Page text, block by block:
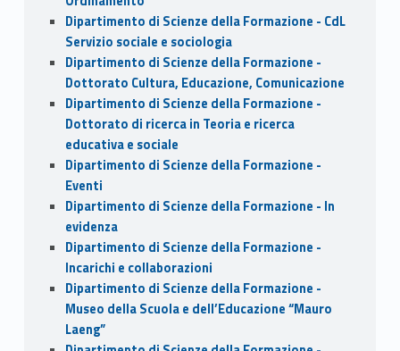
Dipartimento di Scienze della Formazione - CdL
Servizio sociale e sociologia
Dipartimento di Scienze della Formazione -
Dottorato Cultura, Educazione, Comunicazione
Dipartimento di Scienze della Formazione -
Dottorato di ricerca in Teoria e ricerca
educativa e sociale
Dipartimento di Scienze della Formazione -
Eventi
Dipartimento di Scienze della Formazione - In
evidenza
Dipartimento di Scienze della Formazione -
Incarichi e collaborazioni
Dipartimento di Scienze della Formazione -
Museo della Scuola e dell’Educazione “Mauro
Laeng”